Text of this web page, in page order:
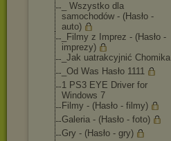
_ Wszystko dla
samochodów - (Hasło -
auto)
_Filmy z Imprez - (Hasło -
imprezy)
_Jak uatrakcyjnić Chomika
_Od Was Hasło 1111
1 PS3 EYE Driver for
Windows 7
Filmy - (Hasło - filmy)
Galeria - (Hasło - foto)
Gry - (Hasło - gry)